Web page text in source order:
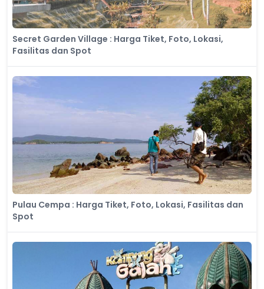
Secret Garden Village : Harga Tiket, Foto, Lokasi,
Fasilitas dan Spot
Pulau Cempa : Harga Tiket, Foto, Lokasi, Fasilitas dan
Spot